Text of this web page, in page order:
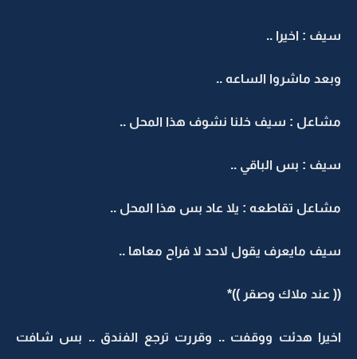
سيف : اخيرا ..
وبعد ماشروا الساعه ..
مشاعل : سيف خلنا نشوف هذا المحل ..
سيف : بس الباقي ..
مشاعل تقاطعه : يلا عاد بس هذا المحل ..
سيف مايعرف يقول لاحد لا فراح معاها ..
(( عند ملاك وصقر ))*
اخيرا هدئت ووقفت .. وقررت ترجع الفندق .. بس شافت